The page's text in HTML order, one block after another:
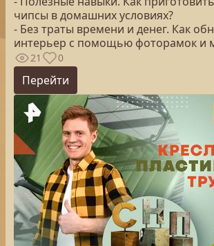
чипсы в домашних условиях?
- Без траты времени и денег. Как
интерьер с помощью фоторамок и
21 0
Перейти